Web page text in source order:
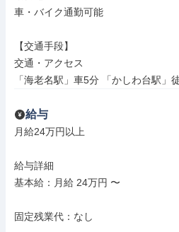
車・バイク通勤可能
【交通手段】
交通・アクセス
「海老名駅」車5分 「かしわ台駅」
給与
月給24万円以上
給与詳細
基本給：月給 24万円 〜
固定残業代：なし